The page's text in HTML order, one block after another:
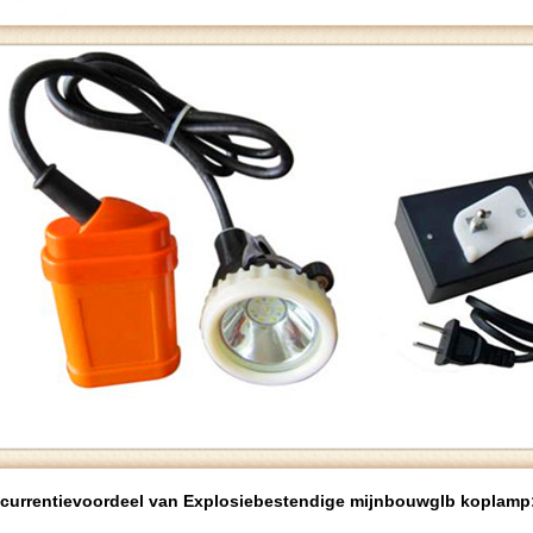
van Explosiebestendige mijnbouwglb koplamp